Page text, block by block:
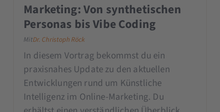
Marketing: Von synthetischen
Personas bis Vibe Coding
MitDr. Christoph Röck
In diesem Vortrag bekommst du ein
praxisnahes Update zu den aktuellen
Entwicklungen rund um Künstliche
Intelligenz im Online-Marketing. Du